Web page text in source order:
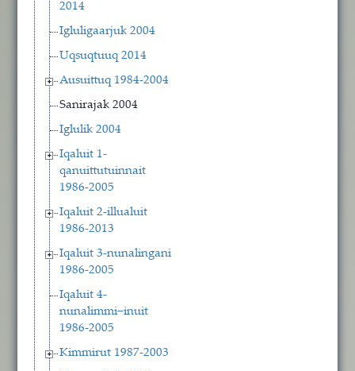
2014
Igluligaarjuk 2004
Uqsuqtuuq 2014
Ausuittuq 1984-2004
Sanirajak 2004
Iglulik 2004
Iqaluit 1-
qanuittutuinnait
1986-2005
Iqaluit 2-illualuit
1986-2013
Iqaluit 3-nunalingani
1986-2005
Iqaluit 4-
nunalimmi−inuit
1986-2005
Kimmirut 1987-2003